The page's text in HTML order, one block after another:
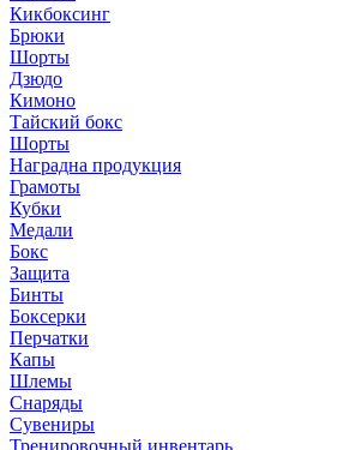
Кикбоксинг
Брюки
Шорты
Дзюдо
Кимоно
Тайский бокс
Шорты
Наградна продукция
Грамоты
Кубки
Медали
Бокс
Защита
Бинты
Боксерки
Перчатки
Капы
Шлемы
Снаряды
Сувениры
Тренировочный инвентарь